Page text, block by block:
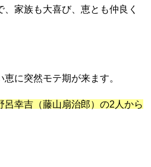
家族も大喜び、恵とも仲良く
に突然モテ期が来ます。
呂幸吉（藤山扇治郎）の2人から